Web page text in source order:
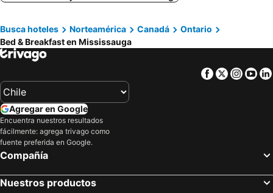
Caledon East, bed and breakfasts
Aurora, bed and breakfasts
Busca hoteles Norteamérica Canadá
Ontario
Bed & Breakfast en Mississauga
Facebook
Twitter
Agregar en Google
Encuentra nuestros resultados
fácilmente: agrega trivago como
fuente preferida en Google.
Compañía
Nuestros productos